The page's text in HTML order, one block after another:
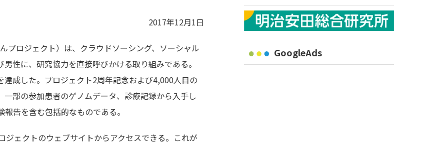
2017年12月1日
ロジェクト）は、クラウドソーシング、ソーシャル
性に、研究協力を直接呼びかける取り組みである。
成した。プロジェクト2周年記念および4,000人目の
部の参加患者のゲノムデータ、診療記録から入手し
告を含む包括的なものである。
ェクトのウェブサイトからアクセスできる。これが
GoogleAds